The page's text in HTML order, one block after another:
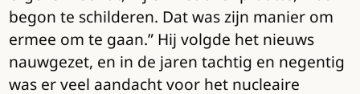
begon te schilderen. Dat was zijn manier om
ermee om te gaan.” Hij volgde het nieuws
nauwgezet, en in de jaren tachtig en negentig
was er veel aandacht voor het nucleaire